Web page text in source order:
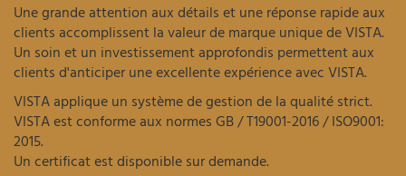
Une grande attention aux détails et une réponse rapide aux
clients accomplissent la valeur de marque unique de VISTA.
Un soin et un investissement approfondis permettent aux
clients d'anticiper une excellente expérience avec VISTA.
VISTA applique un système de gestion de la qualité strict.
VISTA est conforme aux normes GB / T19001-2016 / ISO9001:
2015.
Un certificat est disponible sur demande.